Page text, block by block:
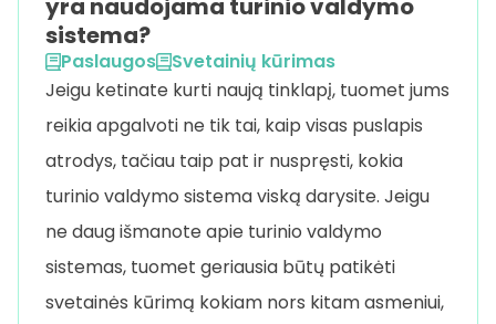
yra naudojama turinio valdymo
sistema?
Paslaugos
Svetainių kūrimas
Jeigu ketinate kurti naują tinklapį, tuomet jums
reikia apgalvoti ne tik tai, kaip visas puslapis
atrodys, tačiau taip pat ir nuspręsti, kokia
turinio valdymo sistema viską darysite. Jeigu
ne daug išmanote apie turinio valdymo
sistemas, tuomet geriausia būtų patikėti
svetainės kūrimą kokiam nors kitam asmeniui,